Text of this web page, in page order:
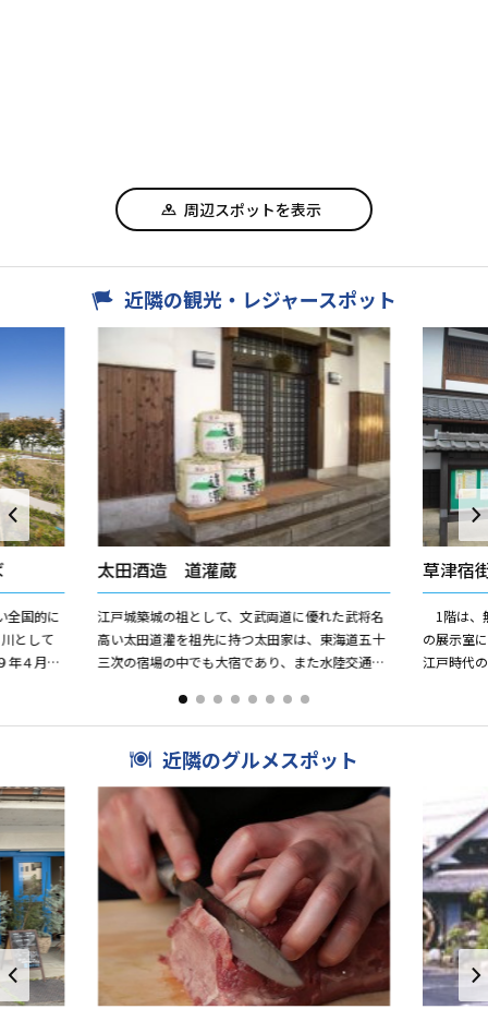
周辺スポットを表示
近隣の観光・レジャースポット
全国的に
として
年４月に
太田酒造 道灌蔵
江戸城築城の祖として、文武両道に優れた武将名
高い太田道灌を祖先に持つ太田家は、東海道五十
三次の宿場の中でも大宿であり、また水陸交通の
る関守を務め草津行政の中...
草津宿
1階は、
の展示室
江戸時代
近隣のグルメスポット